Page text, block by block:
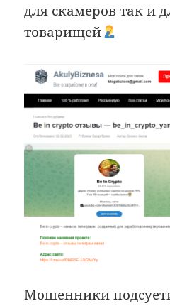
для скамеров так и
товарищей
Мошенники